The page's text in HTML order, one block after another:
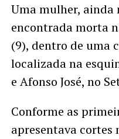
Uma mulher,
encontrada morta
(9), dentro de uma
localizada na
e Afonso José, no
Conforme as
apresentava cortes